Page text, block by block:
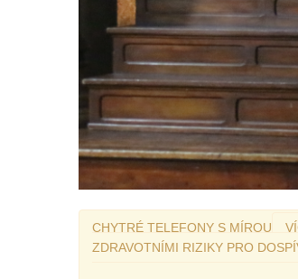
CHYTRÉ TELEFONY S MÍROU
ZDRAVOTNÍMI RIZIKY PRO